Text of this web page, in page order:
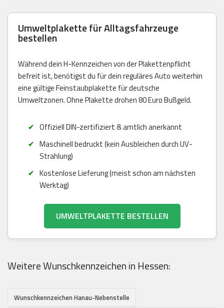
Umweltplakette für Alltagsfahrzeuge
bestellen
Während dein H-Kennzeichen von der Plakettenpflicht
befreit ist, benötigst du für dein reguläres Auto weiterhin
eine gültige Feinstaubplakette für deutsche
Umweltzonen. Ohne Plakette drohen 80 Euro Bußgeld.
Offiziell DIN-zertifiziert & amtlich anerkannt
Maschinell bedruckt (kein Ausbleichen durch UV-
Strahlung)
Kostenlose Lieferung (meist schon am nächsten
Werktag)
UMWELTPLAKETTE BESTELLEN
Weitere Wunschkennzeichen in Hessen:
Wunschkennzeichen Hanau-Nebenstelle